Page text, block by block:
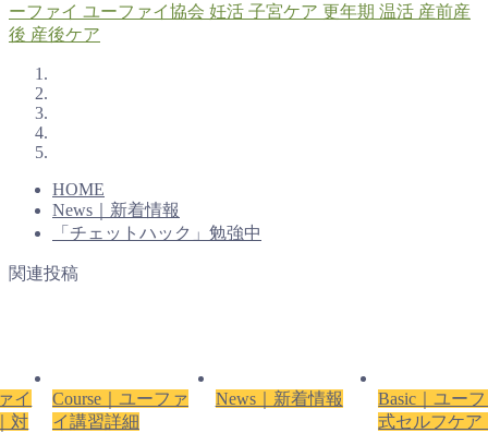
ーファイ ユーファイ協会 妊活 子宮ケア 更年期 温活 産前産
後 産後ケア
HOME
News｜新着情報
「チェットハック」勉強中
関連投稿
イ
対
Course｜ユーファ
イ講習詳細
News｜新着情報
Basic｜ユー
式セルフケア